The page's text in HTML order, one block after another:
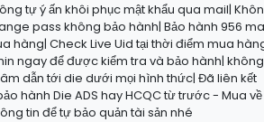
tự ý ấn khôi phục mật khẩu qua mail|
pass không bảo hành| Bảo hành 956
hàng| Check Live Uid tại thời điểm mua
ngay để được kiểm tra và bảo hành| không
dẫn tới die dưới mọi hình thức| Đã liên kết
hành Die ADS hay HCQC từ trước - Mua về
tin để tự bảo quản tài sản nhé